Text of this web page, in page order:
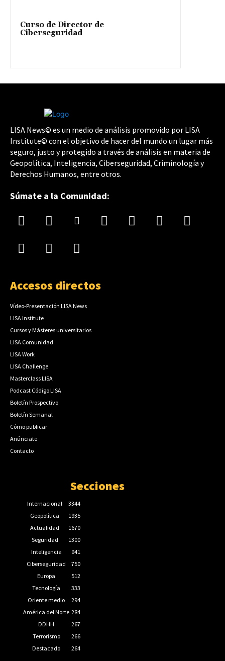
Curso de Director de
Ciberseguridad
LISA News© es un medio de análisis promovido por LISA
Institute© con el objetivo de hacer del mundo un lugar más
seguro, justo y protegido a través de análisis en materia de
Geopolítica, Inteligencia, Ciberseguridad, Criminología y
Derechos Humanos, entre otros.
Súmate a la Comunidad:
Accesos directos
Vídeo-Presentación LISA News
LISA Institute
Cursos y Másteres universitarios
LISA Comunidad
LISA Work
LISA Challenge
Masterclass LISA
Podcast Código LISA
Boletín Prospectivo
Boletín Semanal
Cómo publicar
Anúnciate
Contacto
Secciones
Internacional
3344
Geopolítica
1935
Actualidad
1670
Seguridad
1300
Inteligencia
941
Ciberseguridad
750
Europa
512
Tecnología
333
Oriente medio
294
América del Norte 284
DDHH
267
Terrorismo
266
Destacado
264